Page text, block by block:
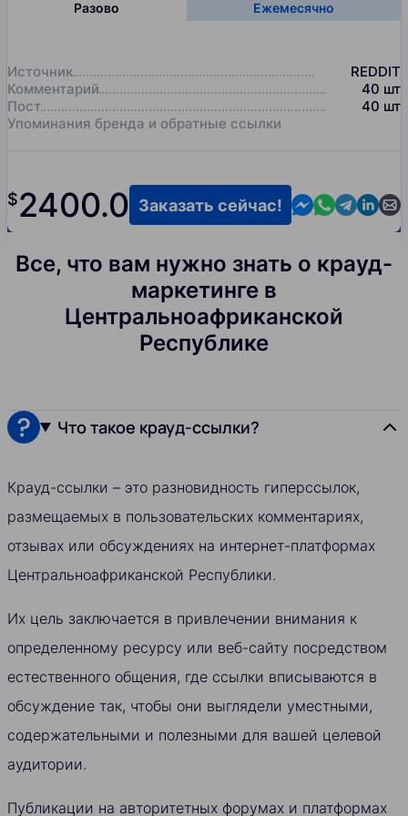
Разово Ежемесячно
Источник
REDDIT
Комментарий
40 шт
Пост
40 шт
Упоминания бренда и обратные ссылки
$2400.0 Contact us in
Contact us
Contact
Заказать сейчас!
Все, что вам нужно знать о крауд-
маркетинге в
Центральноафриканской
Республике
Что такое крауд-ссылки?
Крауд-ссылки – это разновидность гиперссылок,
размещаемых в пользовательских комментариях,
отзывах или обсуждениях на интернет-платформах
Центральноафриканской Республики.
Их цель заключается в привлечении внимания к
определенному ресурсу или веб-сайту посредством
естественного общения, где ссылки вписываются в
обсуждение так, чтобы они выглядели уместными,
содержательными и полезными для вашей целевой
аудитории.
Публикации на авторитетных форумах и платформах